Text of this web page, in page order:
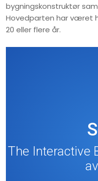
bygningskonstruktør
Hovedparten har været
20 eller flere år.​